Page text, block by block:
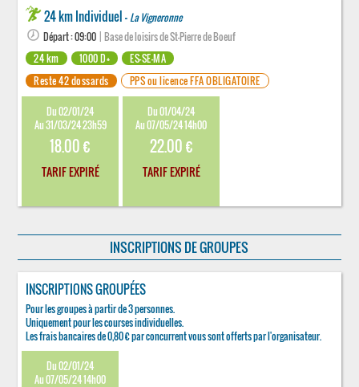
24 km Individuel - La Vigneronne
Départ : 09:00 | Base de loisirs de St-Pierre de Boeuf
24 km
1000 D+
ES-SE-MA
Reste 42 dossards
PPS ou licence FFA OBLIGATOIRE
Du 02/01/24
Au 31/03/24 23h59
18.00 €
TARIF EXPIRÉ
Du 01/04/24
Au 07/05/24 14h00
22.00 €
TARIF EXPIRÉ
INSCRIPTIONS DE GROUPES
INSCRIPTIONS GROUPÉES
Pour les groupes à partir de 3 personnes.
Uniquement pour les courses individuelles.
Les frais bancaires de 0,80 € par concurrent vous sont offerts par l'organisateur.
Du 02/01/24
Au 07/05/24 14h00